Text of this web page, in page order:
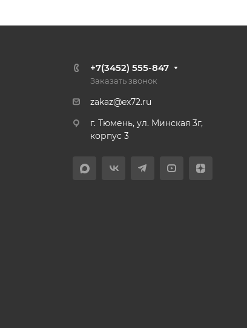
+7(3452) 555-847
Заказать звонок
zakaz@ex72.ru
г. Тюмень, ул. Минская 3г,
корпус 3